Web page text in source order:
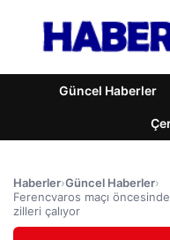
Güncel Haberler
Haberler›Güncel Haberler›
Ferencvaros maçı
zilleri çalıyor